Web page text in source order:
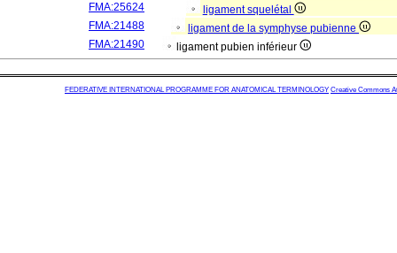
FMA:25624
ligament squelétal
FMA:21488
ligament de la symphyse pubienne
FMA:21490
ligament pubien inférieur
FEDERATIVE INTERNATIONAL PROGRAMME FOR ANATOMICAL TERMINOLOGY Creative Commons